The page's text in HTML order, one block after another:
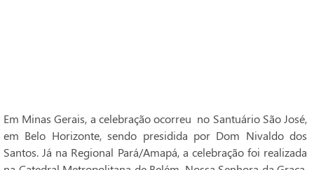
Em Minas Gerais, a celebração ocorreu no Santuário São José,
em Belo Horizonte, sendo presidida por Dom Nivaldo dos
Santos. Já na Regional Pará/Amapá, a celebração foi realizada